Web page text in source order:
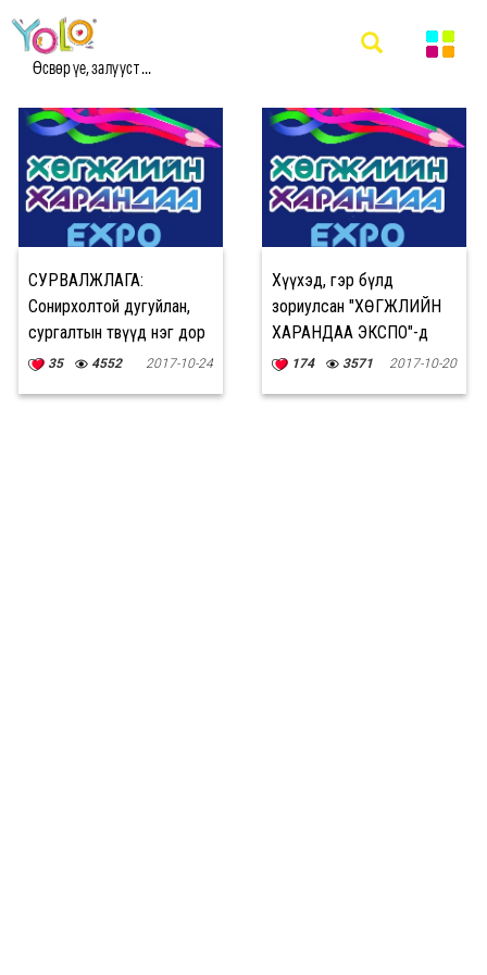
Өсвөр үе, залууст ...
#ХӨГЖЛИЙНХАРАНДААЭКСПО МЭДЭЭ
СУРВАЛЖЛАГА:
Сонирхолтой дугуйлан,
сургалтын төвүүд нэг дор
цугласан өдөр
35 4552 2017-10-24
Хүүхэд, гэр бүлд
зориулсан "ХӨГЖЛИЙН
ХАРАНДАА ЭКСПО"-д
урьж байна
174 3571 2017-10-20